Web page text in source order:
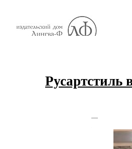
Русартстиль